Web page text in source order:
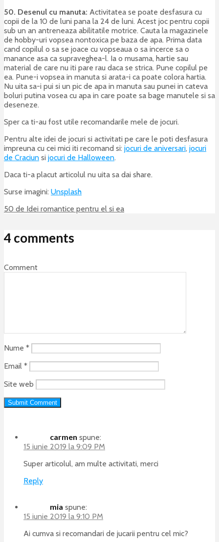
50. Desenul cu manuta: Activitatea se poate desfasura cu
copii de la 10 de luni pana la 24 de luni. Acest joc pentru copii
sub un an antreneaza abilitatile motrice. Cauta la magazinele
de hobby-uri vopsea nontoxica pe baza de apa. Prima data
cand copilul o sa se joace cu vopseaua o sa incerce sa o
manance asa ca supraveghea-l. Ia o musama, hartie sau
material de care nu iti pare rau daca se strica. Pune copilul pe
ea. Pune-i vopsea in manuta si arata-i ca poate colora hartia.
Nu uita sa-i pui si un pic de apa in manuta sau punei in cateva
boluri putina vosea cu apa in care poate sa bage manutele si sa
deseneze.
Sper ca ti-au fost utile recomandarile mele de jocuri.
Pentru alte idei de jocuri si activitati pe care le poti desfasura
impreuna cu cei mici iti recomand si: jocuri de aniversari, jocuri
de Craciun si jocuri de Halloween.
Daca ti-a placut articolul nu uita sa dai share.
Surse imagini: Unsplash
50 de Idei romantice pentru el si ea
4 comments
Comment
Nume *
Email *
Site web
carmen spune:
15 iunie 2019 la 9:09 PM
Super articolul, am multe activitati, merci
Reply
mia spune:
15 iunie 2019 la 9:10 PM
Ai cumva si recomandari de jucarii pentru cel mic?